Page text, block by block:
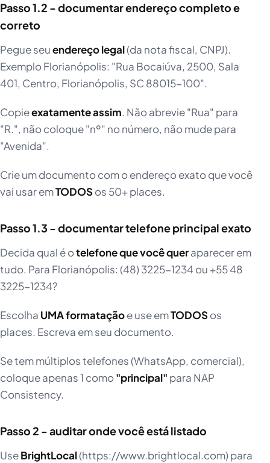
Passo 1.2 - documentar endereço completo e
correto
Pegue seuendereço legal(da nota fiscal, CNPJ).
Exemplo Florianópolis: "Rua Bocaiúva, 2500, Sala
401, Centro, Florianópolis, SC 88015-100".
Copieexatamente assim. Não abrevie "Rua" para
"R.", não coloque "nº" no número, não mude para
"Avenida".
Crie um documento com o endereço exato que você
vai usar emTODOSos 50+ places.
Passo 1.3 - documentar telefone principal exato
Decida qual é otelefone que você queraparecer em
tudo. Para Florianópolis: (48) 3225-1234 ou +55 48
3225-1234?
Escolha UMA formataçãoe use emTODOSos
places. Escreva em seu documento.
Se tem múltiplos telefones (WhatsApp, comercial),
coloque apenas 1 como"principal" para NAP
Consistency.
Passo 2 - auditar onde você está listado
UseBrightLocal(https://www.brightlocal.com) para